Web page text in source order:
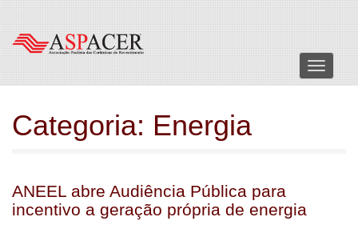
Menu
Categoria: Energia
ANEEL abre Audiência Pública para
incentivo a geração própria de energia